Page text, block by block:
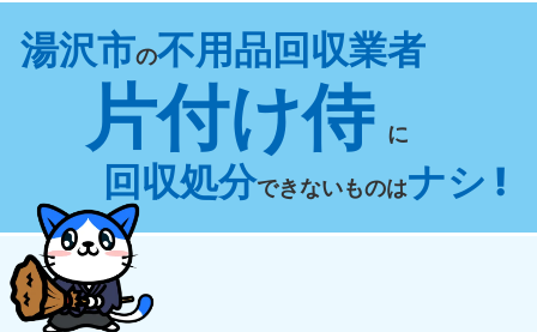
湯沢市の不用品回収業者
片付け侍 に
回収処分できないものはナシ !